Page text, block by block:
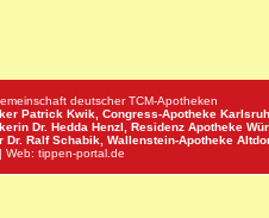
deutscher TCM-Apotheken
Patrick Kwik, Congress-Apotheke
Dr. Hedda Henzl, Residenz Apotheke
Dr. Ralf Schabik, Wallenstein-Apotheke
| Web: tippen-portal.de